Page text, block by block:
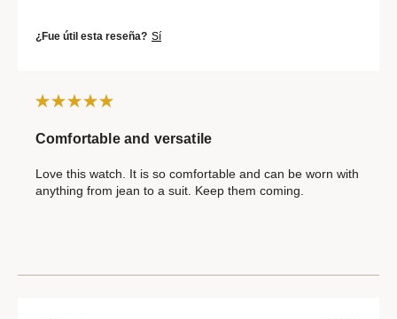
¿Fue útil esta reseña? Sí
Comfortable and versatile
Love this watch. It is so comfortable and can be worn with
anything from jean to a suit. Keep them coming.